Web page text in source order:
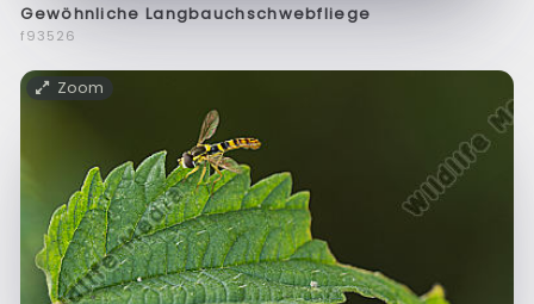
Gewöhnliche Langbauchschwebfliege
f93526
Zoom